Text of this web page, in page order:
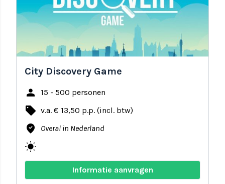
City Discovery Game
person 15 - 500 personen
local_offer v.a. € 13,50 p.p. (incl. btw)
where_to_vote Overal in Nederland
wb_sunny
Informatie aanvragen